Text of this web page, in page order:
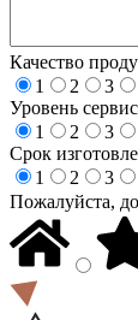
Качество
1
2 3
Уровень
1
2 3
Срок
1
2 3
Пожалуйста,